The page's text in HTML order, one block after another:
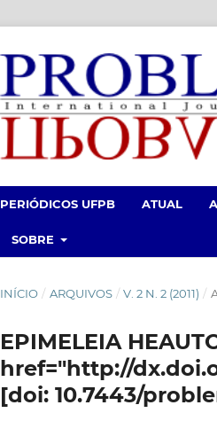
PERIÓDICOS UFPB ATUAL
SOBRE
INÍCIO / ARQUIVOS / V. 2 N. 2 (2011) /
EPIMELEIA
href="http://
[doi: 10.7443/